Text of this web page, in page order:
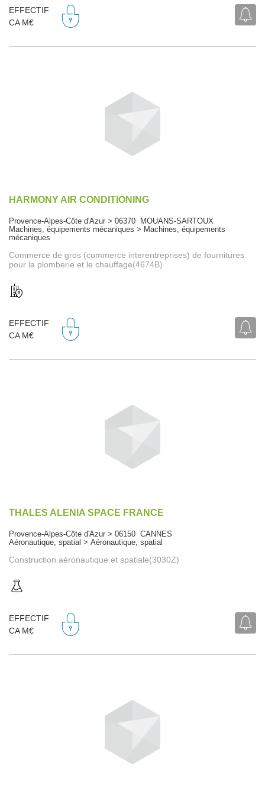
EFFECTIF
CA M€
HARMONY AIR CONDITIONING
Provence-Alpes-Côte d'Azur > 06370 MOUANS-SARTOUX
Machines, équipements mécaniques > Machines, équipements
mécaniques
Commerce de gros (commerce interentreprises) de fournitures
pour la plomberie et le chauffage(4674B)
EFFECTIF
CA M€
THALES ALENIA SPACE FRANCE
Provence-Alpes-Côte d'Azur > 06150 CANNES
Aéronautique, spatial > Aéronautique, spatial
Construction aéronautique et spatiale(3030Z)
EFFECTIF
CA M€